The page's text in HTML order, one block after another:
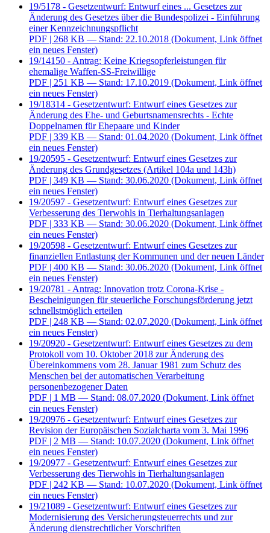
19/5178 - Gesetzentwurf: Entwurf eines ... Gesetzes zur
Änderung des Gesetzes über die Bundespolizei - Einführung
einer Kennzeichnungspflicht
PDF | 268 KB — Stand: 22.10.2018 (Dokument, Link öffnet
ein neues Fenster)
19/14150 - Antrag: Keine Kriegsopferleistungen für
ehemalige Waffen-SS-Freiwillige
PDF | 251 KB — Stand: 17.10.2019 (Dokument, Link öffnet
ein neues Fenster)
19/18314 - Gesetzentwurf: Entwurf eines Gesetzes zur
Änderung des Ehe- und Geburtsnamensrechts - Echte
Doppelnamen für Ehepaare und Kinder
PDF | 339 KB — Stand: 01.04.2020 (Dokument, Link öffnet
ein neues Fenster)
19/20595 - Gesetzentwurf: Entwurf eines Gesetzes zur
Änderung des Grundgesetzes (Artikel 104a und 143h)
PDF | 349 KB — Stand: 30.06.2020 (Dokument, Link öffnet
ein neues Fenster)
19/20597 - Gesetzentwurf: Entwurf eines Gesetzes zur
Verbesserung des Tierwohls in Tierhaltungsanlagen
PDF | 333 KB — Stand: 30.06.2020 (Dokument, Link öffnet
ein neues Fenster)
19/20598 - Gesetzentwurf: Entwurf eines Gesetzes zur
finanziellen Entlastung der Kommunen und der neuen Länder
PDF | 400 KB — Stand: 30.06.2020 (Dokument, Link öffnet
ein neues Fenster)
19/20781 - Antrag: Innovation trotz Corona-Krise -
Bescheinigungen für steuerliche Forschungsförderung jetzt
schnellstmöglich erteilen
PDF | 248 KB — Stand: 02.07.2020 (Dokument, Link öffnet
ein neues Fenster)
19/20920 - Gesetzentwurf: Entwurf eines Gesetzes zu dem
Protokoll vom 10. Oktober 2018 zur Änderung des
Übereinkommens vom 28. Januar 1981 zum Schutz des
Menschen bei der automatischen Verarbeitung
personenbezogener Daten
PDF | 1 MB — Stand: 08.07.2020 (Dokument, Link öffnet
ein neues Fenster)
19/20976 - Gesetzentwurf: Entwurf eines Gesetzes zur
Revision der Europäischen Sozialcharta vom 3. Mai 1996
PDF | 2 MB — Stand: 10.07.2020 (Dokument, Link öffnet
ein neues Fenster)
19/20977 - Gesetzentwurf: Entwurf eines Gesetzes zur
Verbesserung des Tierwohls in Tierhaltungsanlagen
PDF | 242 KB — Stand: 10.07.2020 (Dokument, Link öffnet
ein neues Fenster)
19/21089 - Gesetzentwurf: Entwurf eines Gesetzes zur
Modernisierung des Versicherungsteuerrechts und zur
Änderung dienstrechtlicher Vorschriften